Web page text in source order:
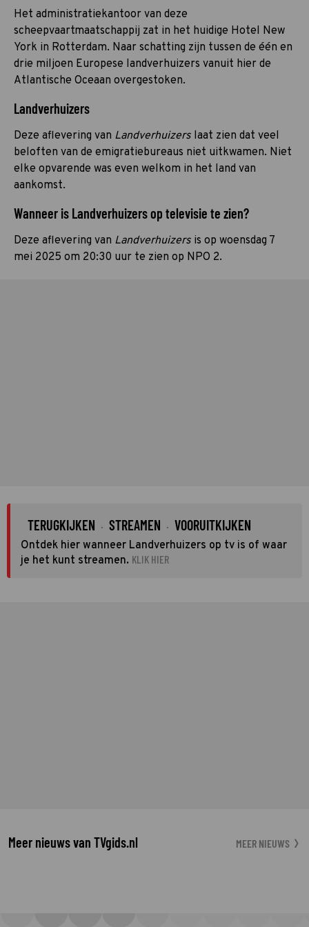
Het administratiekantoor van deze
scheepvaartmaatschappij zat in het huidige Hotel New
York in Rotterdam. Naar schatting zijn tussen de één en
drie miljoen Europese landverhuizers vanuit hier de
Atlantische Oceaan overgestoken.
Landverhuizers
Deze aflevering van Landverhuizers laat zien dat veel
beloften van de emigratiebureaus niet uitkwamen. Niet
elke opvarende was even welkom in het land van
aankomst.
Wanneer is Landverhuizers op televisie te zien?
Deze aflevering van Landverhuizers is op woensdag 7
mei 2025 om 20:30 uur te zien op NPO 2.
TERUGKIJKEN · STREAMEN · VOORUITKIJKEN
Ontdek hier wanneer Landverhuizers op tv is of waar
je het kunt streamen. KLIK HIER
Meer nieuws van TVgids.nl MEER NIEUWS